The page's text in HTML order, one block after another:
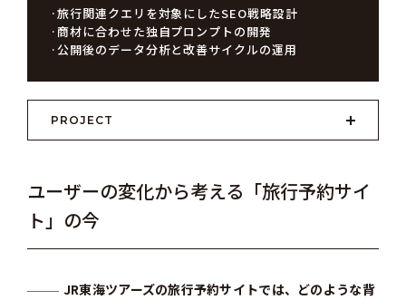
旅行関連クエリを対象にしたSEO戦略設計
商材に合わせた独自プロンプトの開発
公開後のデータ分析と改善サイクルの運用
PROJECT
ユーザーの変化から考える「旅行予約サイ
ト」の今
JR東海ツアーズの旅行予約サイトでは、どのような背